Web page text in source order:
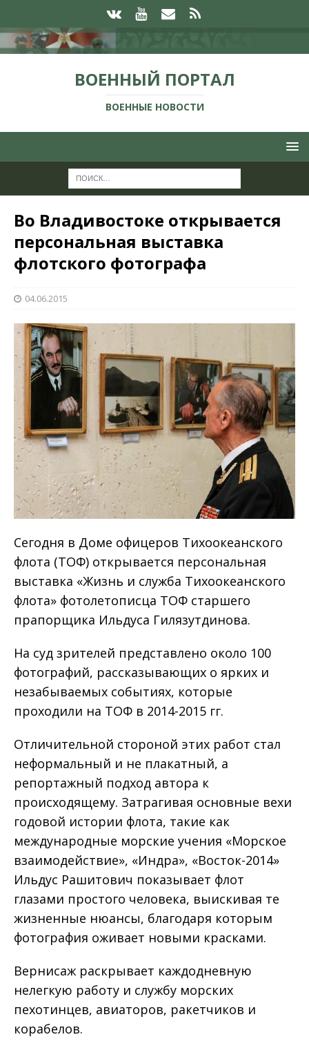
ВОЕННЫЙ ПОРТАЛ
ВОЕННЫЕ НОВОСТИ
Во Владивостоке открывается
персональная выставка
флотского фотографа
04.06.2015
Сегодня в Доме офицеров Тихоокеанского
флота (ТОФ) открывается персональная
выставка «Жизнь и служба Тихоокеанского
флота» фотолетописца ТОФ старшего
прапорщика Ильдуса Гилязутдинова.
На суд зрителей представлено около 100
фотографий, рассказывающих о ярких и
незабываемых событиях, которые
проходили на ТОФ в 2014-2015 гг.
Отличительной стороной этих работ стал
неформальный и не плакатный, а
репортажный подход автора к
происходящему. Затрагивая основные вехи
годовой истории флота, такие как
международные морские учения «Морское
взаимодействие», «Индра», «Восток-2014»
Ильдус Рашитович показывает флот
глазами простого человека, выискивая те
жизненные нюансы, благодаря которым
фотография оживает новыми красками.
Вернисаж раскрывает каждодневную
нелегкую работу и службу морских
пехотинцев, авиаторов, ракетчиков и
корабелов.